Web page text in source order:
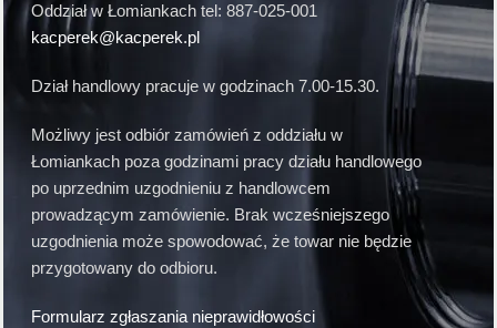
Oddział w Łomiankach tel: 887-025-001
kacperek@kacperek.pl
Dział handlowy pracuje w godzinach 7.00-15.30.
Możliwy jest odbiór zamówień z oddziału w
Łomiankach poza godzinami pracy działu handlowego
po uprzednim uzgodnieniu z handlowcem
prowadzącym zamówienie. Brak wcześniejszego
uzgodnienia może spowodować, że towar nie będzie
przygotowany do odbioru.
Formularz zgłaszania nieprawidłowości